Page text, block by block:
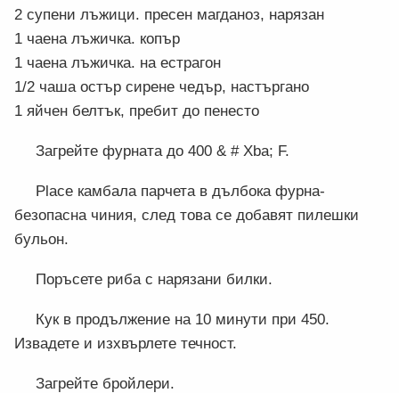
2 супени лъжици. пресен магданоз, нарязан
1 чаена лъжичка. копър
1 чаена лъжичка. на естрагон
1/2 чаша остър сирене чедър, настъргано
1 яйчен белтък, пребит до пенесто
Загрейте фурната до 400 & # Xba; F.
Place камбала парчета в дълбока фурна-
безопасна чиния, след това се добавят пилешки
бульон.
Поръсете риба с нарязани билки.
Кук в продължение на 10 минути при 450.
Извадете и изхвърлете течност.
Загрейте бройлери.